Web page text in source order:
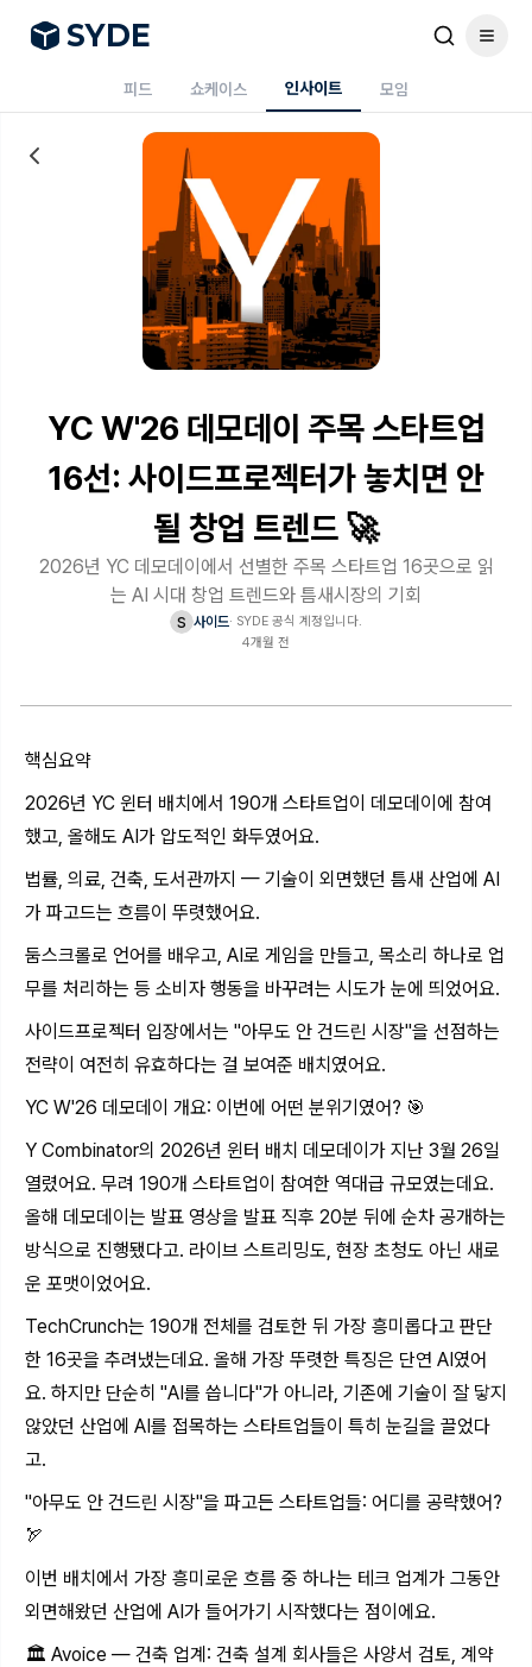
SYDE
피드 쇼케이스 인사이트 모임
YC W'26 데모데이 주목 스타트업
16선: 사이드프로젝터가 놓치면 안
될 창업 트렌드 🚀
2026년 YC 데모데이에서 선별한 주목 스타트업 16곳으로 읽
는 AI 시대 창업 트렌드와 틈새시장의 기회
s 사이드· SYDE 공식 계정입니다.
4개월 전
핵심요약
2026년 YC 윈터 배치에서 190개 스타트업이 데모데이에 참여
했고, 올해도 AI가 압도적인 화두였어요.
법률, 의료, 건축, 도서관까지 — 기술이 외면했던 틈새 산업에 AI
가 파고드는 흐름이 뚜렷했어요.
둠스크롤로 언어를 배우고, AI로 게임을 만들고, 목소리 하나로 업
무를 처리하는 등 소비자 행동을 바꾸려는 시도가 눈에 띄었어요.
사이드프로젝터 입장에서는 "아무도 안 건드린 시장"을 선점하는
전략이 여전히 유효하다는 걸 보여준 배치였어요.
YC W'26 데모데이 개요: 이번에 어떤 분위기였어? 🎯
Y Combinator의 2026년 윈터 배치 데모데이가 지난 3월 26일
열렸어요. 무려 190개 스타트업이 참여한 역대급 규모였는데요.
올해 데모데이는 발표 영상을 발표 직후 20분 뒤에 순차 공개하는
방식으로 진행됐다고. 라이브 스트리밍도, 현장 초청도 아닌 새로
운 포맷이었어요.
TechCrunch는 190개 전체를 검토한 뒤 가장 흥미롭다고 판단
한 16곳을 추려냈는데요. 올해 가장 뚜렷한 특징은 단연 AI였어
요. 하지만 단순히 "AI를 씁니다"가 아니라, 기존에 기술이 잘 닿지
않았던 산업에 AI를 접목하는 스타트업들이 특히 눈길을 끌었다
고.
"아무도 안 건드린 시장"을 파고든 스타트업들: 어디를 공략했어?
🏹
이번 배치에서 가장 흥미로운 흐름 중 하나는 테크 업계가 그동안
외면해왔던 산업에 AI가 들어가기 시작했다는 점이에요.
🏛️ Avoice — 건축 업계: 건축 설계 회사들은 사양서 검토, 계약